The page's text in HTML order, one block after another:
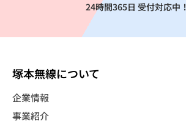
24時間365日 受付対応中！
塚本無線について
企業情報
事業紹介